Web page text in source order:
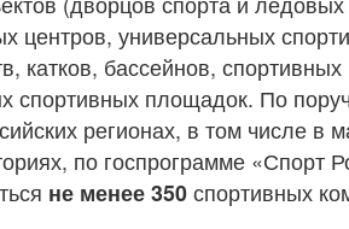
центров, универсальных
катков, бассейнов,
спортивных площадок. По
регионах, в том числе в
по госпрограмме «Спорт
не менее 350 спортивных